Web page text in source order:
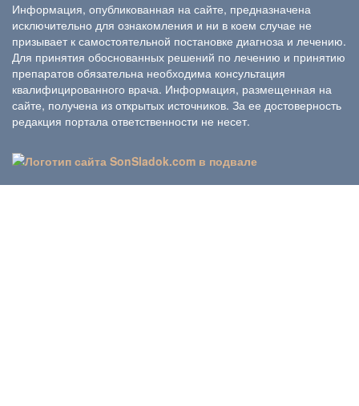
Информация, опубликованная на сайте, предназначена
исключительно для ознакомления и ни в коем случае не
призывает к самостоятельной постановке диагноза и лечению.
Для принятия обоснованных решений по лечению и принятию
препаратов обязательна необходима консультация
квалифицированного врача. Информация, размещенная на
сайте, получена из открытых источников. За ее достоверность
редакция портала ответственности не несет.